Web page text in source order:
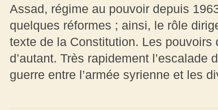
Assad, régime au pouvoir depuis
quelques réformes ; ainsi, le rôle
texte de la Constitution. Les
d’autant. Très rapidement
guerre entre l’armée syrienne et les